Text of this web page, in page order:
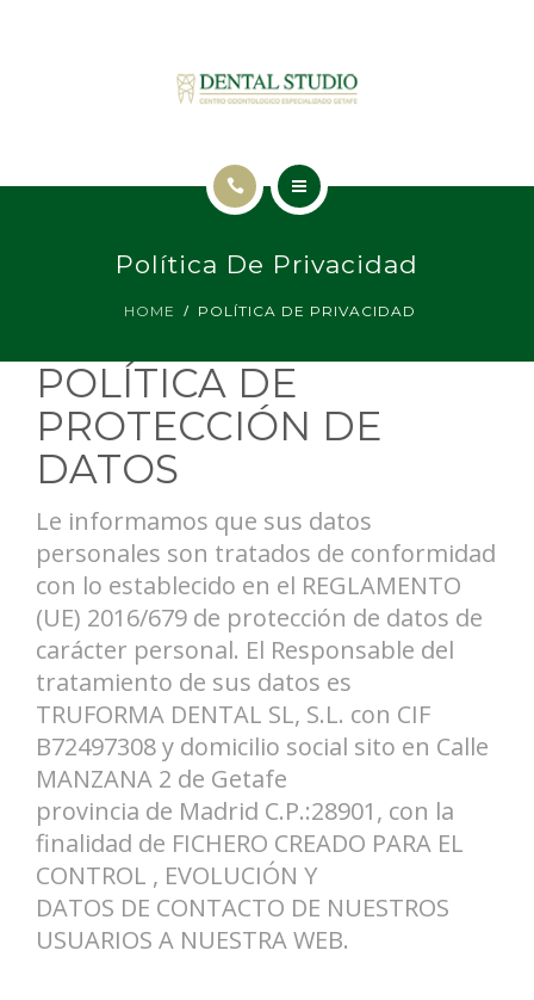
TRATAMIENTOS
BLOG
Política De Privacidad
HOME POLÍTICA DE PRIVACIDAD
POLÍTICA DE
PROTECCIÓN DE
DATOS
Le informamos que sus datos
personales son tratados de conformidad
con lo establecido en el REGLAMENTO
(UE) 2016/679 de protección de datos de
carácter personal. El Responsable del
tratamiento de sus datos es
TRUFORMA DENTAL SL, S.L. con CIF
B72497308 y domicilio social sito en Calle
MANZANA 2 de Getafe
provincia de Madrid C.P.:28901, con la
finalidad de FICHERO CREADO PARA EL
CONTROL , EVOLUCIÓN Y
DATOS DE CONTACTO DE NUESTROS
USUARIOS A NUESTRA WEB.